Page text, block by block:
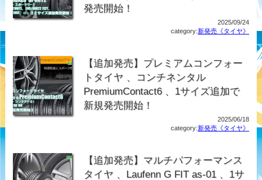
発売開始！
2025/09/24
category:新発売《タイヤ》
【追加発売】プレミアムコンフォー
トタイヤ 、コンチネンタル
PremiumContact6 、1サイズ追加で
新規発売開始！
2025/06/18
category:新発売《タイヤ》
【追加発売】マルチパフォーマンス
タイヤ 、Laufenn G FIT as-01 、1サ